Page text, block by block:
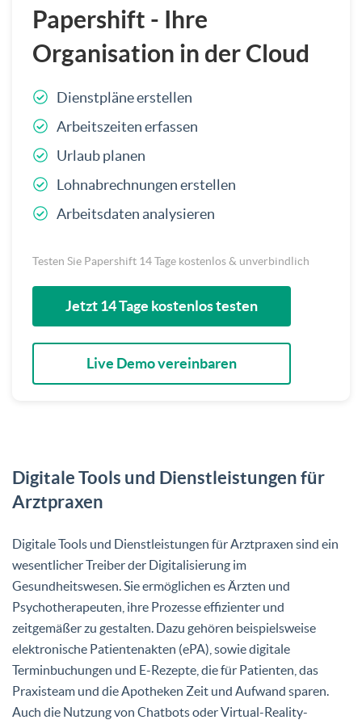
Papershift - Ihre
Organisation in der Cloud
Dienstpläne erstellen
Arbeitszeiten erfassen
Urlaub planen
Lohnabrechnungen erstellen
Arbeitsdaten analysieren
Testen Sie Papershift 14 Tage kostenlos & unverbindlich
Jetzt 14 Tage kostenlos testen
Live Demo vereinbaren
Digitale Tools und Dienstleistungen für
Arztpraxen
Digitale Tools und Dienstleistungen für Arztpraxen sind ein
wesentlicher Treiber der Digitalisierung im
Gesundheitswesen. Sie ermöglichen es Ärzten und
Psychotherapeuten, ihre Prozesse effizienter und
zeitgemäßer zu gestalten. Dazu gehören beispielsweise
elektronische Patientenakten (ePA), sowie digitale
Terminbuchungen und E-Rezepte, die für Patienten, das
Praxisteam und die Apotheken Zeit und Aufwand sparen.
Auch die Nutzung von Chatbots oder Virtual-Reality-